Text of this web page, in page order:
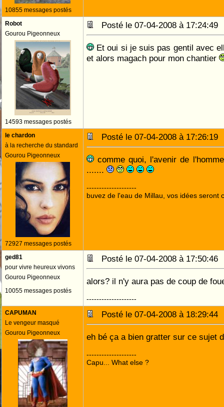
10855 messages postés
Robot
Gourou Pigeonneux
14593 messages postés
Posté le 07-04-2008 à
Et oui si je suis pas gentil avec
et alors magach pour mon chantier
le chardon
à la recherche du standard
Gourou Pigeonneux
72927 messages postés
Posté le 07-04-2008 à
comme quoi, l'avenir de
.......
--------------------
buvez de l'eau de Millau, vos idées seront
ged81
pour vivre heureux vivons
Gourou Pigeonneux
10055 messages postés
Posté le 07-04-2008 à
alors? il n'y aura pas de coup de
--------------------
CAPUMAN
Le vengeur masqué
Gourou Pigeonneux
Posté le 07-04-2008 à
eh bé ça a bien gratter sur ce sujet
--------------------
Capu... What else ?